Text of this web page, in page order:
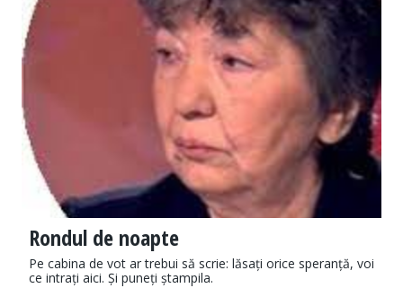
Rondul de noapte
Pe cabina de vot ar trebui să scrie: lăsați orice speranță, voi
ce intrați aici. Și puneți ștampila.